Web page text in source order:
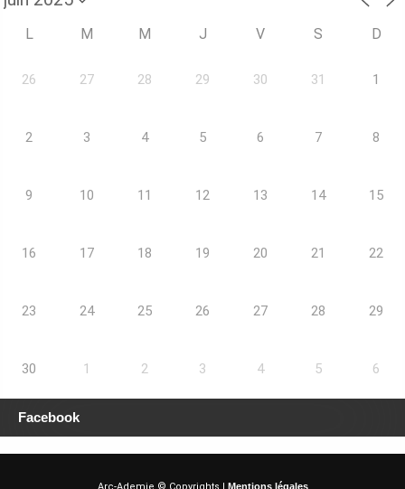
L M M J V S D
26 27 28 29 30 31 1
2 3 4 5 6 7 8
9 10 11 12 13 14 15
16 17 18 19 20 21 22
23 24 25 26 27 28 29
30 1 2 3 4 5 6
Facebook
Mentions légales